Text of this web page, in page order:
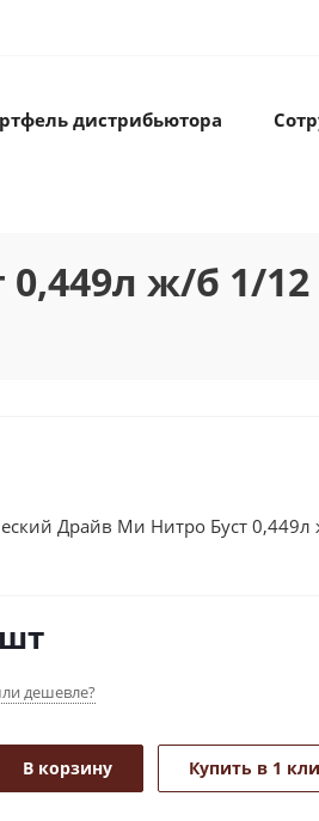
дистрибьютора
ж/б 1/12
Драйв Ми Нитро Буст
дешевле?
В корзину Купить в 1